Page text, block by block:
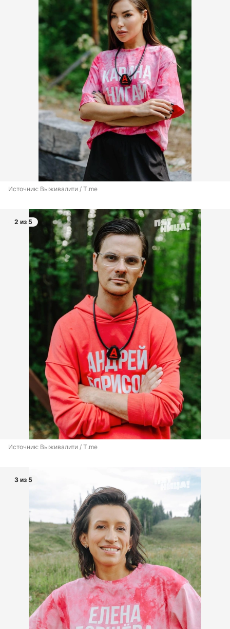
Источник: Выживалити / T.me
2 из 5
Источник: Выживалити / T.me
3 из 5